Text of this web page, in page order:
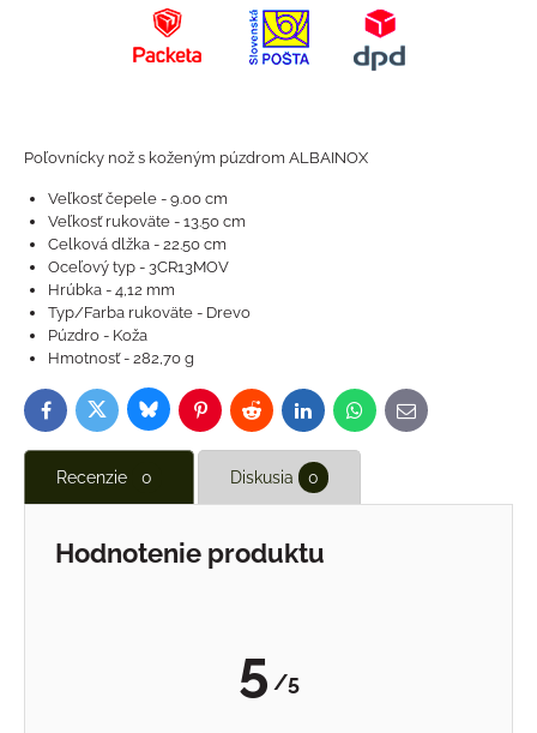
Poľovnícky nož s koženým púzdrom ALBAINOX
Veľkosť čepele - 9.00 cm
Veľkosť rukoväte - 13.50 cm
Celková dlžka - 22.50 cm
Oceľový typ - 3CR13MOV
Hrúbka - 4,12 mm
Typ/Farba rukoväte - Drevo
Púzdro - Koža
Hmotnosť - 282,70 g
FacebookTwitterBlueskyPinterestReddit LinkedInWhatsApp
E-
mail
Recenzie 0 Diskusia 0
Hodnotenie produktu
5 /5